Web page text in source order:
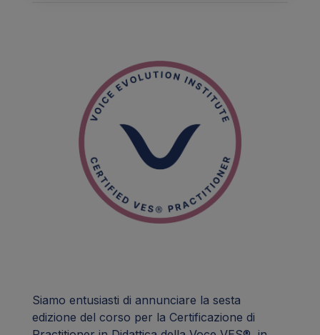
Siamo entusiasti di annunciare la sesta
edizione del corso per la Certificazione di